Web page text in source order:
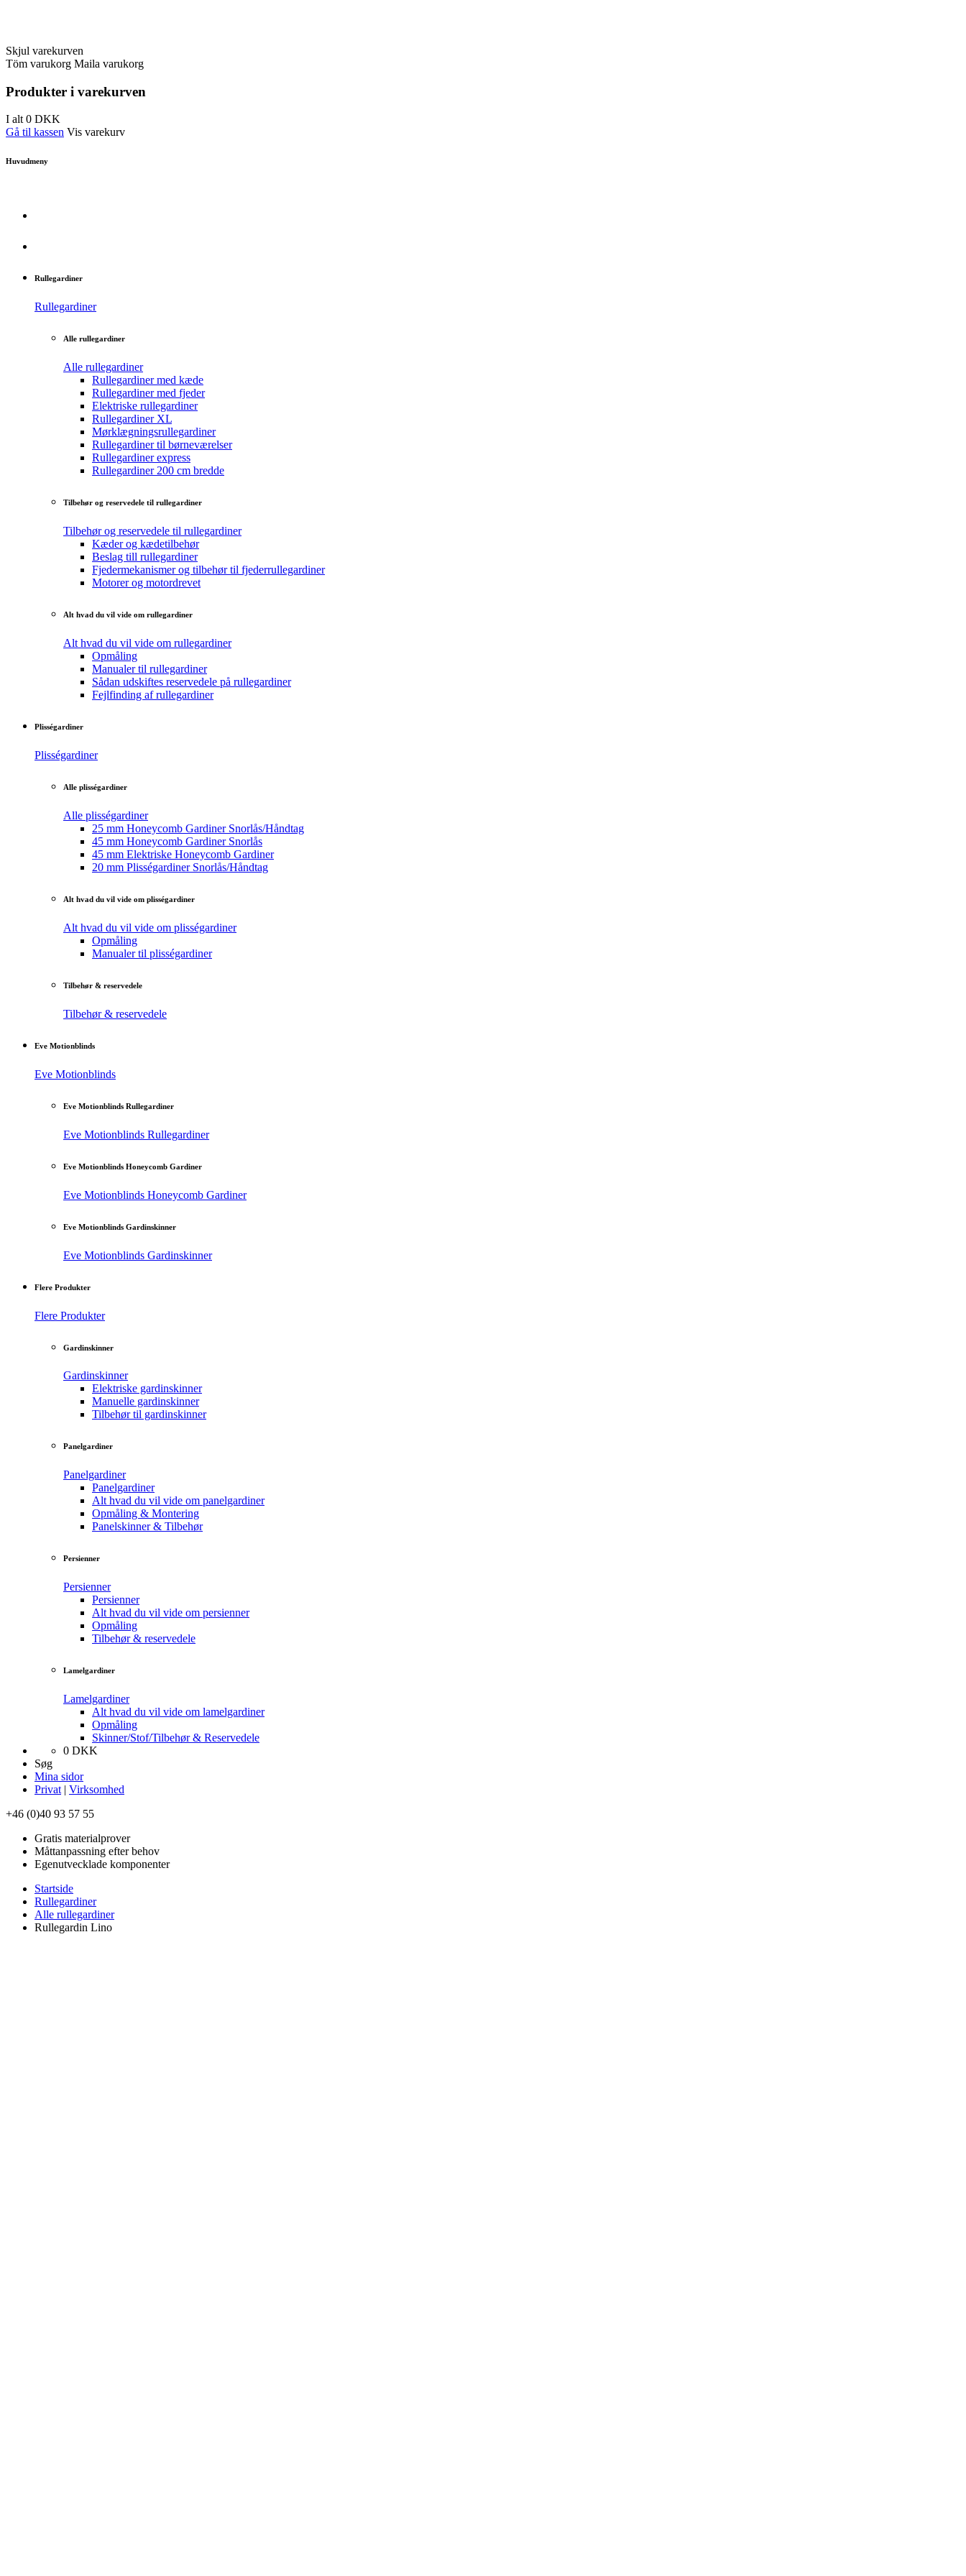
Skjul varekurven
Töm varukorg Maila varukorg
Produkter i varekurven
I alt0 DKK
Gå til kassen Vis varekurv
Huvudmeny
Rullegardiner
Rullegardiner
Alle rullegardiner
Alle rullegardiner
Rullegardiner med kæde
Rullegardiner med fjeder
Elektriske rullegardiner
Rullegardiner XL
Mørklægningsrullegardiner
Rullegardiner til børneværelser
Rullegardiner express
Rullegardiner 200 cm bredde
Tilbehør og reservedele til rullegardiner
Tilbehør og reservedele til rullegardiner
Kæder og kædetilbehør
Beslag till rullegardiner
Fjedermekanismer og tilbehør til fjederrullegardiner
Motorer og motordrevet
Alt hvad du vil vide om rullegardiner
Alt hvad du vil vide om rullegardiner
Opmåling
Manualer til rullegardiner
Sådan udskiftes reservedele på rullegardiner
Fejlfinding af rullegardiner
Plisségardiner
Plisségardiner
Alle plisségardiner
Alle plisségardiner
25 mm Honeycomb Gardiner Snorlås/Håndtag
45 mm Honeycomb Gardiner Snorlås
45 mm Elektriske Honeycomb Gardiner
20 mm Plisségardiner Snorlås/Håndtag
Alt hvad du vil vide om plisségardiner
Alt hvad du vil vide om plisségardiner
Opmåling
Manualer til plisségardiner
Tilbehør & reservedele
Tilbehør & reservedele
Eve Motionblinds
Eve Motionblinds
Eve Motionblinds Rullegardiner
Eve Motionblinds Rullegardiner
Eve Motionblinds Honeycomb Gardiner
Eve Motionblinds Honeycomb Gardiner
Eve Motionblinds Gardinskinner
Eve Motionblinds Gardinskinner
Flere Produkter
Flere Produkter
Gardinskinner
Gardinskinner
Elektriske gardinskinner
Manuelle gardinskinner
Tilbehør til gardinskinner
Panelgardiner
Panelgardiner
Panelgardiner
Alt hvad du vil vide om panelgardiner
Opmåling & Montering
Panelskinner & Tilbehør
Persienner
Persienner
Persienner
Alt hvad du vil vide om persienner
Opmåling
Tilbehør & reservedele
Lamelgardiner
Lamelgardiner
Alt hvad du vil vide om lamelgardiner
Opmåling
Skinner/Stof/Tilbehør & Reservedele
0 DKK
Søg
Mina sidor
Privat | Virksomhed
+46 (0)40 93 57 55
Gratis materialprover
Måttanpassning efter behov
Egenutvecklade komponenter
Startside
Rullegardiner
Alle rullegardiner
Rullegardin Lino